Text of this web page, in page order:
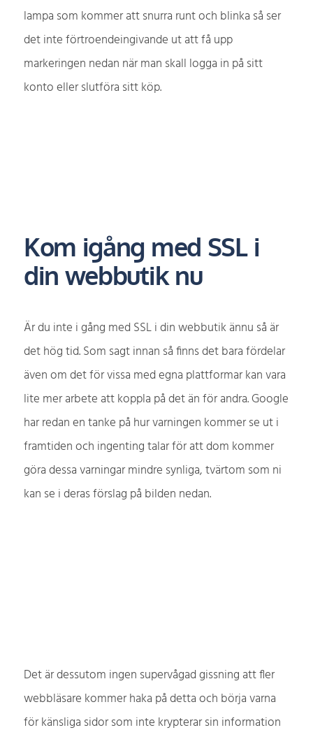
lampa som kommer att snurra runt och blinka så ser
det inte förtroendeingivande ut att få upp
markeringen nedan när man skall logga in på sitt
konto eller slutföra sitt köp.
Kom igång med SSL i
din webbutik nu
Är du inte i gång med SSL i din webbutik ännu så är
det hög tid. Som sagt innan så finns det bara fördelar
även om det för vissa med egna plattformar kan vara
lite mer arbete att koppla på det än för andra. Google
har redan en tanke på hur varningen kommer se ut i
framtiden och ingenting talar för att dom kommer
göra dessa varningar mindre synliga, tvärtom som ni
kan se i deras förslag på bilden nedan.
Det är dessutom ingen supervågad gissning att fler
webbläsare kommer haka på detta och börja varna
för känsliga sidor som inte krypterar sin information